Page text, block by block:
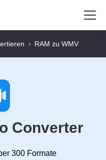
RAM zu WMV
Converter
300 Formate